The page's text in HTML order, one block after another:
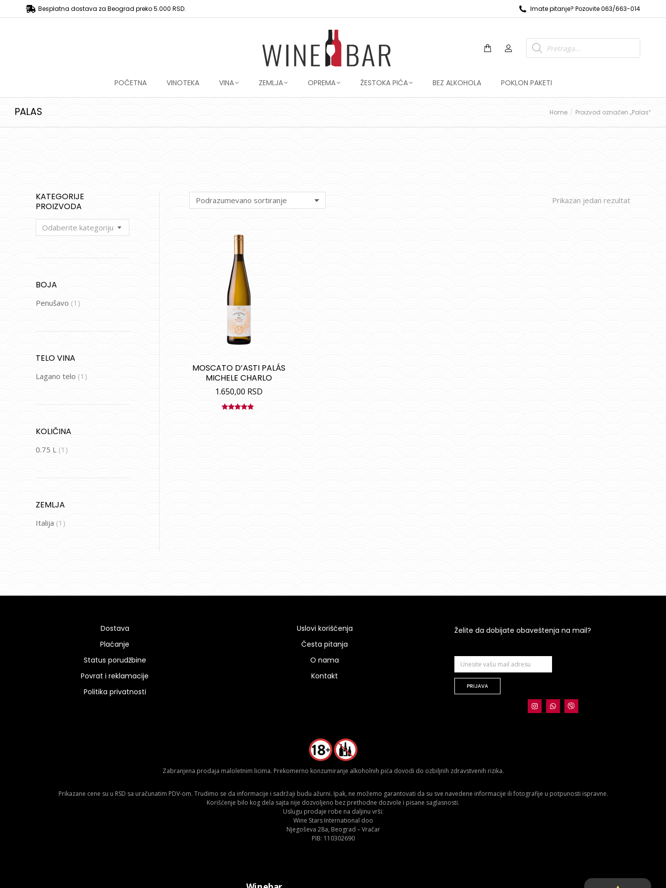
Besplatna dostava za Beograd preko 5.000 RSD. Imate pitanje? Pozovite 063/663-014
POČETNA VINOTEKA VINA ZEMLJA OPREMA ŽESTOKA PIĆA BEZ ALKOHOLA POKLON PAKETI
PALAS Home Proizvod označen „Palas“
Prikazan jedan rezultat
MOSCATO D’ASTI PALÁS
MICHELE CHARLO
1.650,00 RSD
KATEGORIJE
PROIZVODA
Odaberite kategoriju
BOJA
Penušavo (1)
TELO VINA
Lagano telo (1)
KOLIČINA
0.75 L (1)
ZEMLJA
Italija (1)
Dostava
Plaćanje
Status porudžbine
Povrat i reklamacije
Politika privatnosti
Uslovi korišćenja
Česta pitanja
O nama
Kontakt
Želite da dobijate obaveštenja na mail?
PRIJAVA
Zabranjena prodaja maloletnim licima. Prekomerno konzumiranje alkoholnih pića dovodi do ozbiljnih zdravstvenih rizika.
Prikazane cene su u RSD sa uračunatim PDV-om. Trudimo se da informacije i sadržaji budu ažurni. Ipak, ne možemo garantovati da su sve navedene informacije ili fotografije u potpunosti ispravne.
Korišćenje bilo kog dela sajta nije dozvoljeno bez prethodne dozvole i pisane saglasnosti.
Uslugu prodaje robe na daljinu vrši:
Wine Stars International doo
Njegoševa 28a, Beograd – Vračar
PIB: 110302690